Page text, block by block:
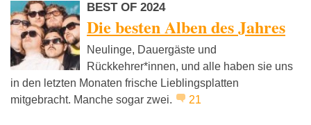
BEST OF 2024
Die besten Alben des Jahres
Neulinge, Dauergäste und
Rückkehrer*innen, und alle haben sie uns
in den letzten Monaten frische Lieblingsplatten
mitgebracht. Manche sogar zwei.
21